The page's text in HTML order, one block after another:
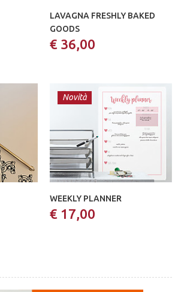
LAVAGNA FRESHLY BAKED
GOODS
€ 36,00
Novità
WEEKLY PLANNER
€ 17,00